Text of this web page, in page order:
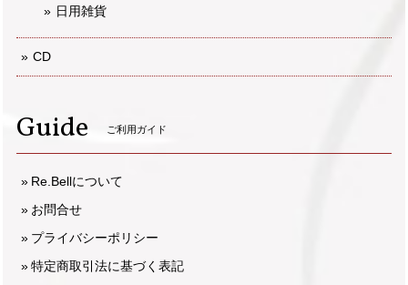
日用雑貨
CD
Guide ご利用ガイド
Re.Bellについて
お問合せ
プライバシーポリシー
特定商取引法に基づく表記